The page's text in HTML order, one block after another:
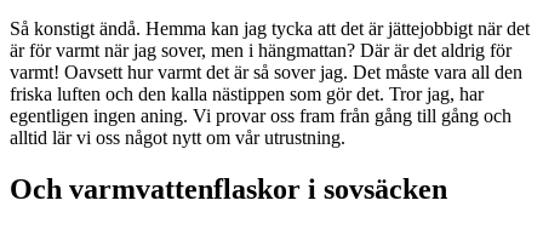
Så konstigt ändå. Hemma kan jag tycka att det är jättejobbigt när det
är för varmt när jag sover, men i hängmattan? Där är det aldrig för
varmt! Oavsett hur varmt det är så sover jag. Det måste vara all den
friska luften och den kalla nästippen som gör det. Tror jag, har
egentligen ingen aning. Vi provar oss fram från gång till gång och
alltid lär vi oss något nytt om vår utrustning.
Och varmvattenflaskor i sovsäcken